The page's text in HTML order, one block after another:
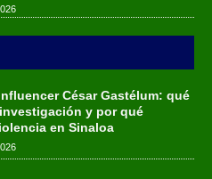
César Gastélum: qué
y por qué
en Sinaloa